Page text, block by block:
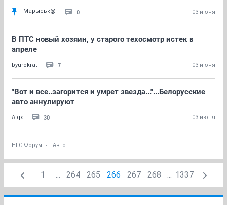
Марыськ@ 0 03 июня
В ПТС новый хозяин, у старого техосмотр истек в
апреле
byurokrat 7 03 июня
"Вот и все..загорится и умрет звезда..."...Белорусские
авто аннулируют
Alqx 30 03 июня
НГС.Форум Авто
1 ... 264 265 266 267 268 ... 1337